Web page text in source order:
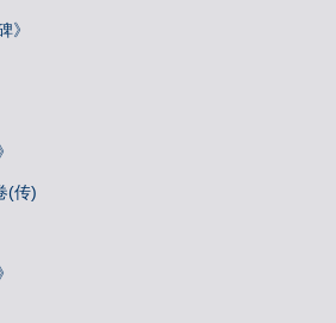
》
(传)